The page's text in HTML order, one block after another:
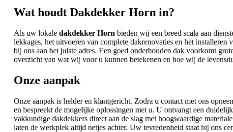
Wat houdt Dakdekker Horn in?
Als uw lokale dakdekker Horn bieden wij een breed scala aan
lekkages, het uitvoeren van complete dakrenovaties en het
bij ons aan het juiste adres. Een goed onderhouden dak voorkomt
overzicht van wat wij voor u kunnen betekenen en hoe wij de
Onze aanpak
Onze aanpak is helder en klantgericht. Zodra u contact met ons
en bespreekt de mogelijke oplossingen met u. U ontvangt een
vakkundige dakdekkers direct aan de slag met hoogwaardige
laten de werkplek altijd netjes achter. Uw tevredenheid staat bij ons